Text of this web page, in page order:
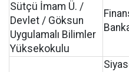
Sütçü İmam Ü. /
Devlet / Göksun
Uygulamalı Bilimler
Yüksekokulu